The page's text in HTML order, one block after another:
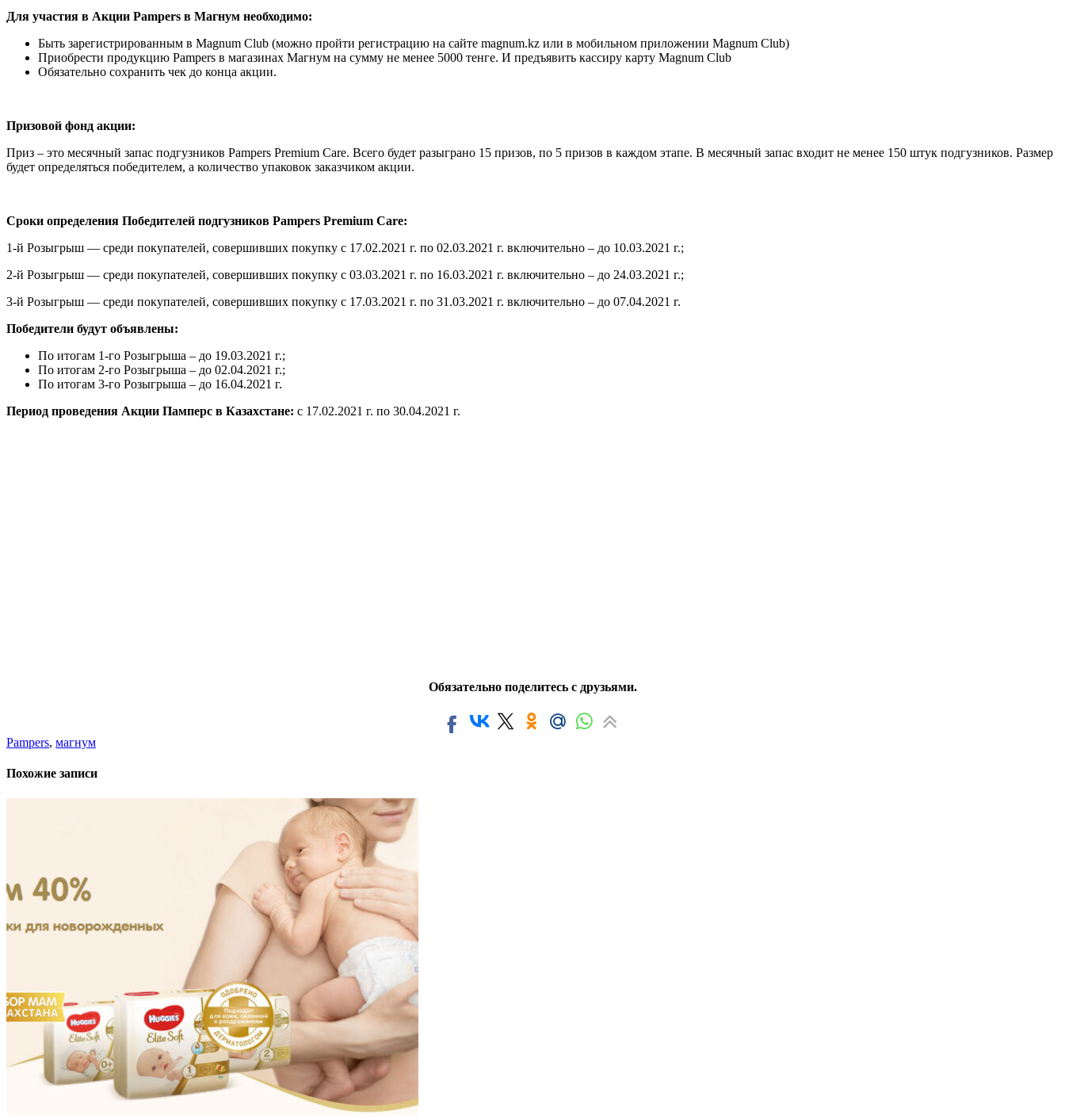
Для участия в Акции Pampers в Магнум необходимо:
Быть зарегистрированным в Magnum Club (можно пройти регистрацию на сайте magnum.kz или в мобильном приложении Magnum Club)
Приобрести продукцию Pampers в магазинах Магнум на сумму не менее 5000 тенге. И предъявить кассиру карту Magnum Club
Обязательно сохранить чек до конца акции.
Призовой фонд акции:
Приз – это месячный запас подгузников Pampers Premium Care. Всего будет разыграно 15 призов, по 5 призов в каждом этапе. В месячный запас входит не менее 150 штук подгузников. Размер
будет определяться победителем, а количество упаковок заказчиком акции.
Сроки определения Победителей подгузников Pampers Premium Care:
1-й Розыгрыш — среди покупателей, совершивших покупку с 17.02.2021 г. по 02.03.2021 г. включительно – до 10.03.2021 г.;
2-й Розыгрыш — среди покупателей, совершивших покупку с 03.03.2021 г. по 16.03.2021 г. включительно – до 24.03.2021 г.;
3-й Розыгрыш — среди покупателей, совершивших покупку с 17.03.2021 г. по 31.03.2021 г. включительно – до 07.04.2021 г.
Победители будут объявлены:
По итогам 1-го Розыгрыша – до 19.03.2021 г.;
По итогам 2-го Розыгрыша – до 02.04.2021 г.;
По итогам 3-го Розыгрыша – до 16.04.2021 г.
Период проведения Акции Памперс в Казахстане: с 17.02.2021 г. по 30.04.2021 г.
Обязательно поделитесь с друзьями.
Pampers, магнум
Похожие записи